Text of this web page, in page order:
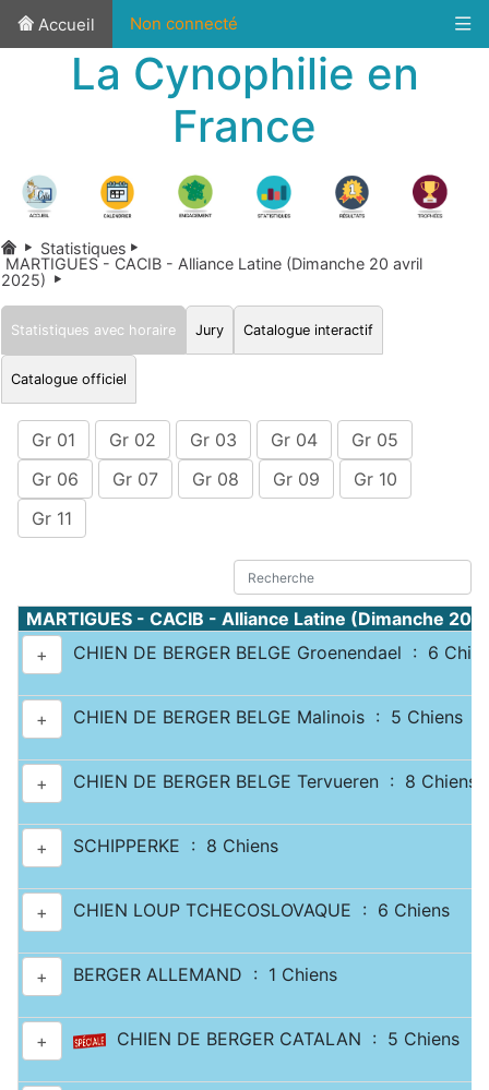
Accueil Non connecté
La Cynophilie en
France
Statistiques
MARTIGUES - CACIB - Alliance Latine (Dimanche 20 avril
2025)
Statistiques avec horaire Jury Catalogue interactif
Catalogue officiel
Gr 01 Gr 02 Gr 03 Gr 04
Gr 05
Gr 06
Gr 07 Gr 08 Gr 09
Gr 10
Gr 11
MARTIGUES - CACIB - Alliance Latine (Dimanche
+
CHIEN DE BERGER BELGE Groenendael : 6
+ CHIEN DE BERGER BELGE Malinois : 5 Chiens
+ CHIEN DE BERGER BELGE Tervueren : 8 Chiens
+ SCHIPPERKE : 8 Chiens
+ CHIEN LOUP TCHECOSLOVAQUE : 6 Chiens
+ BERGER ALLEMAND : 1 Chiens
+ CHIEN DE BERGER CATALAN : 5 Chiens